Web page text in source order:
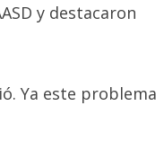
y destacaron
Ya este problema